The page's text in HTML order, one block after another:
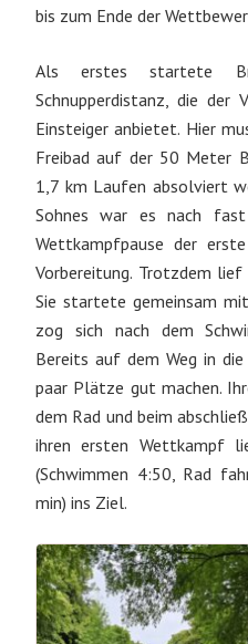
bis zum Ende der
Als erstes startete
Schnupperdistanz, die
Einsteiger anbietet. Hier
Freibad auf der 50 Meter
1,7 km Laufen absolviert
Sohnes war es nach
Wettkampfpause der
Vorbereitung. Trotzdem
Sie startete gemeinsam
zog sich nach dem
Bereits auf dem Weg in
paar Plätze gut machen.
dem Rad und beim
ihren ersten Wettkampf
(Schwimmen 4:50, Rad
min) ins Ziel.